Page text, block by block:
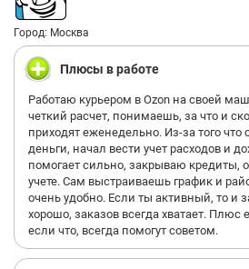
Город: Москва
Плюсы в работе
Работаю курьером в Ozon на своей
четкий расчет, понимаешь, за что и
приходят еженедельно. Из-за того что
деньги, начал вести учет расходов и
помогает сильно, закрываю кредиты,
учете. Сам выстраиваешь график и
очень удобно. Если ты активный, то и
хорошо, заказов всегда хватает. Плюс
если что, всегда помогут советом.